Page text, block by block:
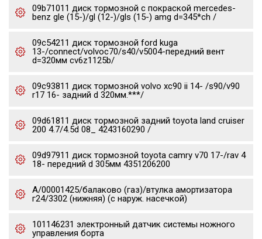
09b71011 диск тормозной с покраской mercedes-
benz gle (15-)/gl (12-)/gls (15-) amg d=345*ch /
09c54211 диск тормозной ford kuga
13-/connect/volvoc70/s40/v5004-передний вент
d=320мм cv6z1125b/
09c93811 диск тормозной volvo xc90 ii 14- /s90/v90
r17 16- задний d 320мм.***/
09d61811 диск тормозной задний toyota land cruiser
200 4.7/4.5d 08_ 4243160290 /
09d97911 диск тормозной toyota camry v70 17-/rav 4
18- передний d 305мм 4351206200
А/00001425/балаково (газ)/втулка амортизатора
г24/3302 (нижняя) (с наруж. насечкой)
101146231 электронный датчик системы ножного
управления борта